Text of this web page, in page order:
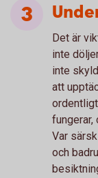
Det är
inte
inte
att
fungerar,
Var
och